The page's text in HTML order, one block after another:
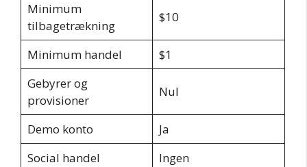
Minimum
tilbagetrækning
$10
Minimum handel
$1
Gebyrer og
provisioner
Nul
Demo konto
Ja
Social handel
Ingen